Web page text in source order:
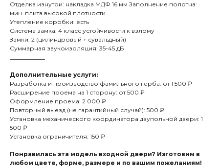
Отделка изнутри: накладка МДФ 16 мм Заполнение полотна:
мин. плита высокой плотности.
Утепление коробки: есть
Система замка: 4 класс устойчивости к взлому
Замки: 2 (цилиндровый + сувальдный)
Суммарная звукоизоляция: 35-45 дБ
Дополнительные услуги:
Разработка и производство фамильного герба: от 1 500 ₽
Расширение проема на 1 сторону: от 500 ₽
Оформление проема: 2 000 ₽
Повторный выезд (не гарантийный случай): 500 ₽
Установка механического координатора двупольной двери: 1
500 ₽
Установка ограничителя: 150 ₽
Понравилась эта модель входной двери? Изготовим в
любом цвете, форме, размере и по вашим пожеланиям!